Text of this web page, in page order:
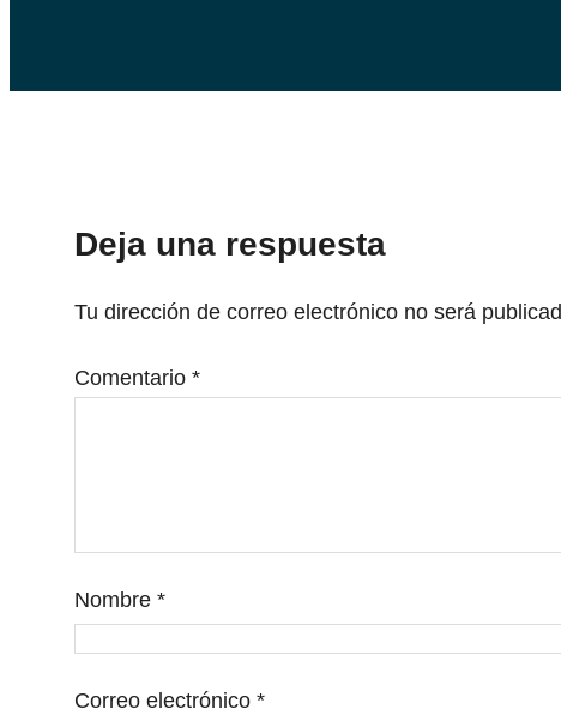
Deja una respuesta
Tu dirección de correo electrónico no será
Comentario *
Nombre *
Correo electrónico *